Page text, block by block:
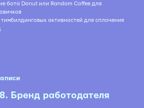
бота Donut или Random Coffee для
активностей для сплочения
Бренд работодателя